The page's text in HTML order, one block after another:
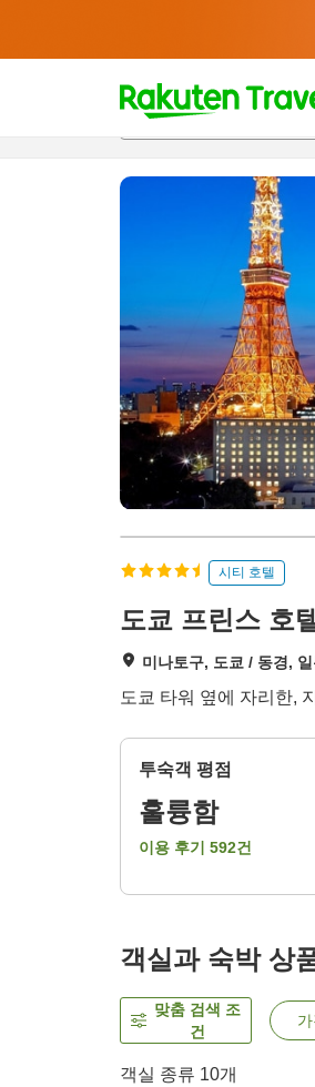
t
p
a
a
h
개요객실 & 숙박 상품이용
시티 호텔
도쿄 프린스 호텔
미나토구, 도쿄 / 동경,
도쿄 타워 옆에 자리한,
투숙객 평점
훌륭함
이용 후기 592건
객실과 숙박 상
맞춤 검색 조
건
객실 종류 10개